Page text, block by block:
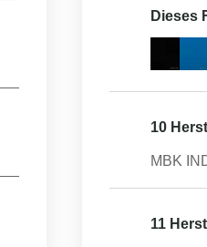
Dieses
10
MBK
11